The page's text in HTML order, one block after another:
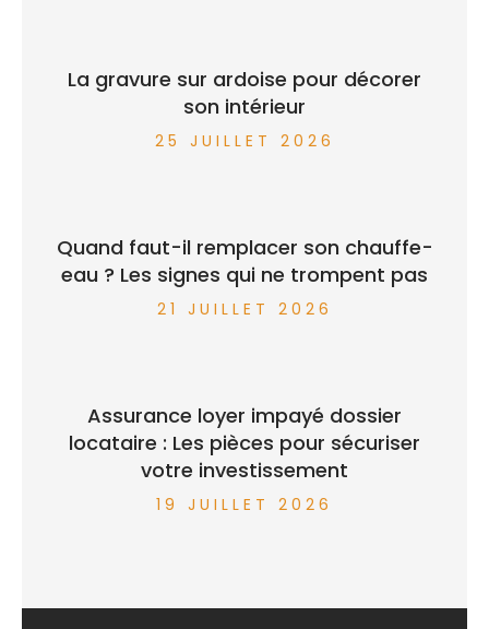
La gravure sur ardoise pour décorer
son intérieur
25 JUILLET 2026
Quand faut-il remplacer son chauffe-
eau ? Les signes qui ne trompent pas
21 JUILLET 2026
Assurance loyer impayé dossier
locataire : Les pièces pour sécuriser
votre investissement
19 JUILLET 2026